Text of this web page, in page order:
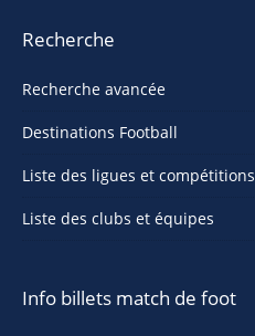
Recherche
Recherche avancée
Destinations Football
Liste des ligues et compétitions
Liste des clubs et équipes
Info billets match de foot